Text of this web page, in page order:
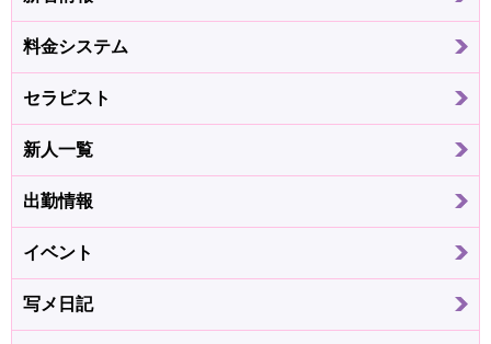
料金システム
セラピスト
新人一覧
出勤情報
イベント
写メ日記